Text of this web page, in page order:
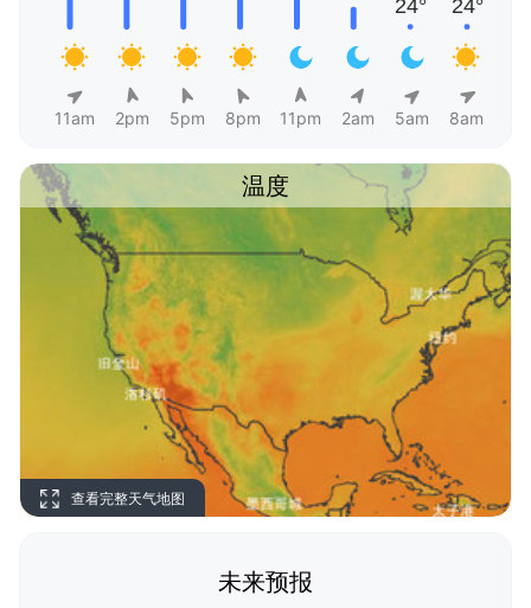
11am 2pm 5pm 8pm 11pm 2am 5am 8am
温度
查看完整天气地图
未来预报